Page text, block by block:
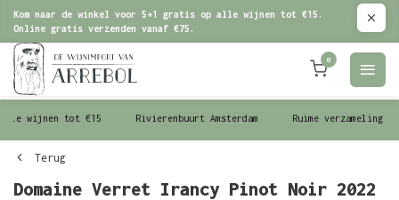
Kom naar de winkel voor 5+1 gratis op alle wijnen tot €15.
Online gratis verzenden vanaf €75.
0
wijnen tot €15 Rivierenbuurt Amsterdam Ruime verzameling
Terug
Domaine Verret Irancy Pinot Noir 2022